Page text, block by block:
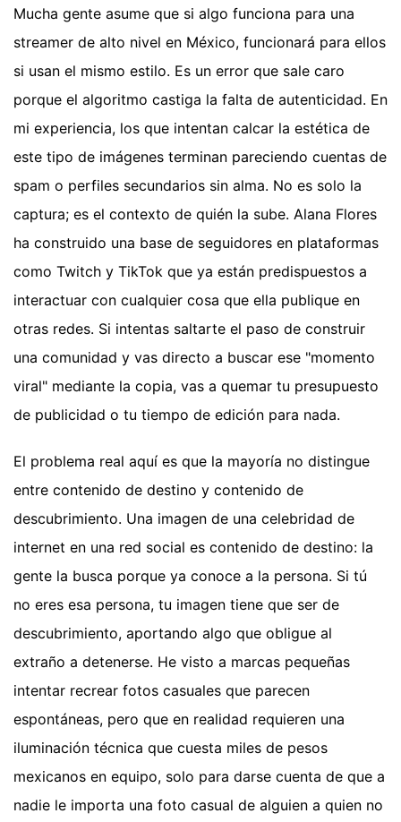
Mucha gente asume que si algo funciona para una
streamer de alto nivel en México, funcionará para ellos
si usan el mismo estilo. Es un error que sale caro
porque el algoritmo castiga la falta de autenticidad. En
mi experiencia, los que intentan calcar la estética de
este tipo de imágenes terminan pareciendo cuentas de
spam o perfiles secundarios sin alma. No es solo la
captura; es el contexto de quién la sube. Alana Flores
ha construido una base de seguidores en plataformas
como Twitch y TikTok que ya están predispuestos a
interactuar con cualquier cosa que ella publique en
otras redes. Si intentas saltarte el paso de construir
una comunidad y vas directo a buscar ese "momento
viral" mediante la copia, vas a quemar tu presupuesto
de publicidad o tu tiempo de edición para nada.
El problema real aquí es que la mayoría no distingue
entre contenido de destino y contenido de
descubrimiento. Una imagen de una celebridad de
internet en una red social es contenido de destino: la
gente la busca porque ya conoce a la persona. Si tú
no eres esa persona, tu imagen tiene que ser de
descubrimiento, aportando algo que obligue al
extraño a detenerse. He visto a marcas pequeñas
intentar recrear fotos casuales que parecen
espontáneas, pero que en realidad requieren una
iluminación técnica que cuesta miles de pesos
mexicanos en equipo, solo para darse cuenta de que a
nadie le importa una foto casual de alguien a quien no